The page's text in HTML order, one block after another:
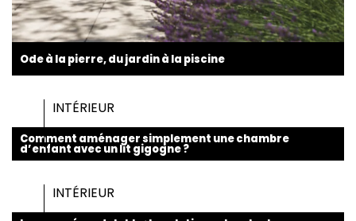
Ode à la pierre, du jardin à la piscine
INTÉRIEUR
Comment aménager simplement une chambre
d’enfant avec un lit gigogne ?
INTÉRIEUR